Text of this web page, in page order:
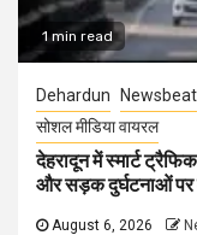
1 min read
Dehardun Newsbeat
सोशल मीडिया वायरल
देहरादून में स्मार्ट
और सड़क दुर्घटनाओं पर
August 6, 2026